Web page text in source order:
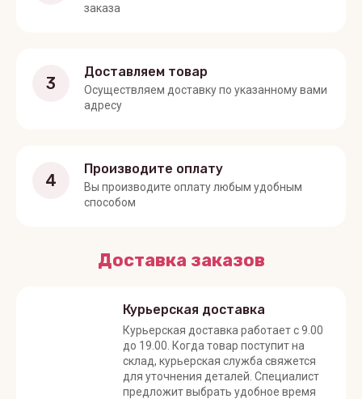
заказа
3
Доставляем товар
Осуществляем доставку по указанному вами
адресу
4
Производите оплату
Вы производите оплату любым удобным
способом
Доставка заказов
Курьерская доставка
Курьерская доставка работает с 9.00
до 19.00. Когда товар поступит на
склад, курьерская служба свяжется
для уточнения деталей. Специалист
предложит выбрать удобное время